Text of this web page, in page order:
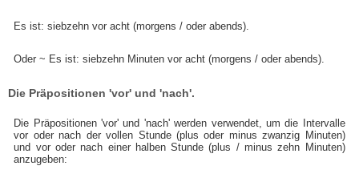
Es ist: siebzehn vor acht (morgens / oder abends).
Oder ~ Es ist: siebzehn Minuten vor acht (morgens / oder abends).
Die Präpositionen 'vor' und 'nach'.
Die Präpositionen 'vor' und 'nach' werden verwendet, um die Intervalle
vor oder nach der vollen Stunde (plus oder minus zwanzig Minuten)
und vor oder nach einer halben Stunde (plus / minus zehn Minuten)
anzugeben: